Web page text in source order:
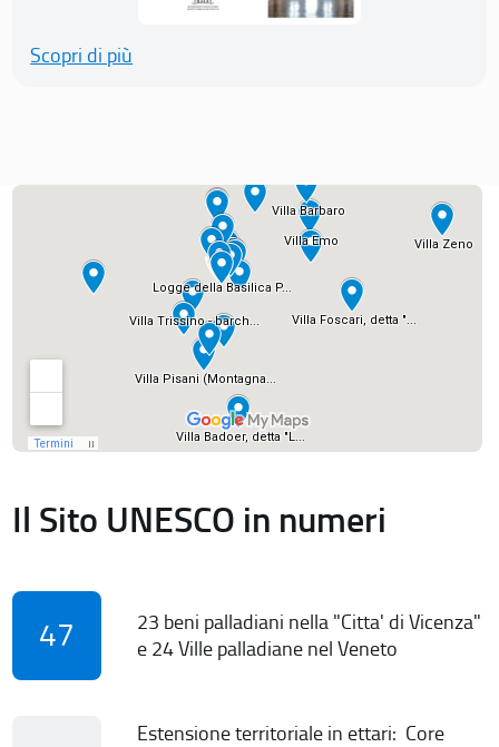
Scopri di più
Il Sito UNESCO in numeri
47
23 beni palladiani nella "Citta' di Vicenza"
e 24 Ville palladiane nel Veneto
Estensione territoriale in ettari: Core